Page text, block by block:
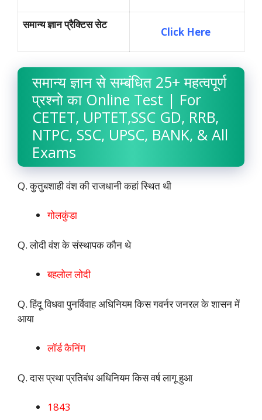
समान्य ज्ञान प्रैक्टिस सेट
Click Here
समान्य ज्ञान से सम्बंधित 25+ महत्वपूर्ण
प्रश्नो का Online Test | For
CETET, UPTET,SSC GD, RRB,
NTPC, SSC, UPSC, BANK, & All
Exams
Q. कुतुबशाही वंश की राजधानी कहां स्थित थी
गोलकुंडा
Q. लोदी वंश के संस्थापक कौन थे
बहलोल लोदी
Q. हिंदू विधवा पुनर्विवाह अधिनियम किस गवर्नर जनरल के शासन में
आया
लॉर्ड कैनिंग
Q. दास प्रथा प्रतिबंध अधिनियम किस वर्ष लागू हुआ
1843